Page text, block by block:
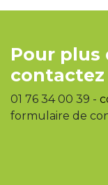
pour charges
✔ Maniable sur
(droits, tournants,
colimaçon) et
Pour plus
contactez
01 76 34 00 39 -
formulaire de